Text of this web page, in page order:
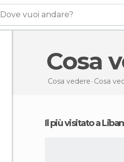
Dove vuoi andare?
Cosa
Cosa vedere Cosa
Il più visitato a